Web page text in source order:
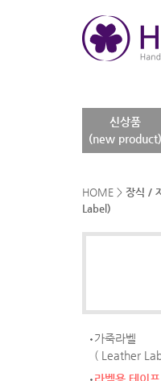
신상품
(new product)
HOME > 장식 /
Label)
가죽라벨
( Leather